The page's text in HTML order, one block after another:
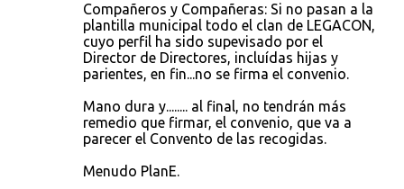
Compañeros y Compañeras: Si no pasan a la
plantilla municipal todo el clan de LEGACON,
cuyo perfil ha sido supevisado por el
Director de Directores, incluídas hijas y
parientes, en fin...no se firma el convenio.
Mano dura y........ al final, no tendrán más
remedio que firmar, el convenio, que va a
parecer el Convento de las recogidas.
Menudo PlanE.